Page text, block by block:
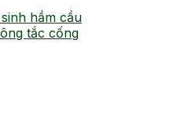
hầm cầu
tắc cống